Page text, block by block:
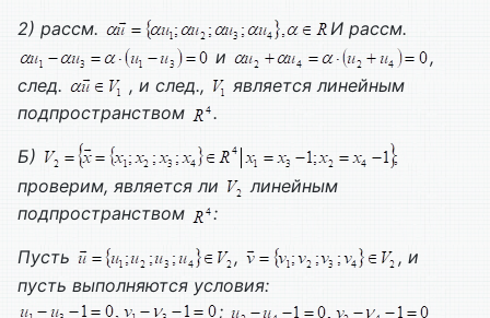
2) рассм.
И рассм.
и
,
след.
, и след.,
является линейным
подпространством
.
Б)
проверим, является ли
линейным
подпространством
:
Пусть
,
, и
пусть выполняются условия:
;